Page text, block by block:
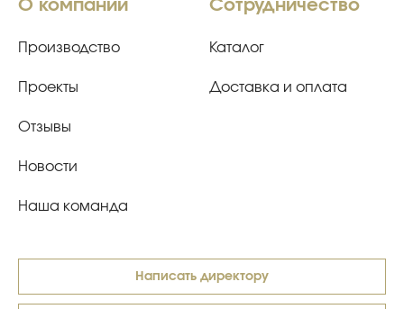
О компании
Производство
Проекты
Отзывы
Новости
Наша команда
Сотрудничество
Каталог
Доставка и оплата
Написать директору